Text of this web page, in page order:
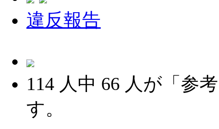
違反報告
114 人中 66 人が「参
す。